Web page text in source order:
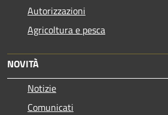
Autorizzazioni
Agricoltura e pesca
NOVITÀ
Notizie
Comunicati